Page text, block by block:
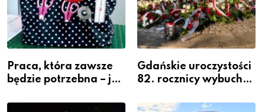
Praca, która zawsze
będzie potrzebna – jak
zawodem przyszłości i
Gdańskie uroczystości
82. rocznicy wybuchu
Warszawskiego